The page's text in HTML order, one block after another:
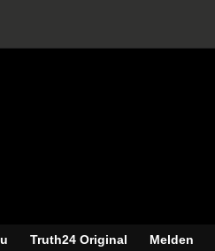
Truth24 Original Melden